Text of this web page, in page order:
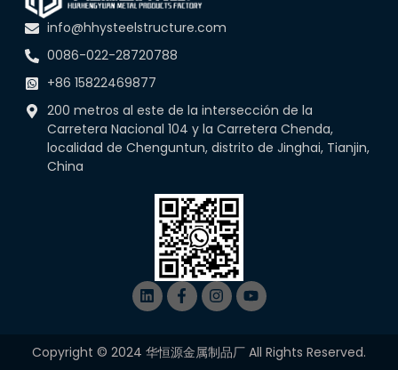
info@hhysteelstructure.com
0086-022-28720788
+86 15822469877
200 metros al este de la intersección de la
Carretera Nacional 104 y la Carretera Chenda,
localidad de Chenguntun, distrito de Jinghai, Tianjin,
China
Copyright © 2024 华恒源金属制品厂 All Rights Reserved.